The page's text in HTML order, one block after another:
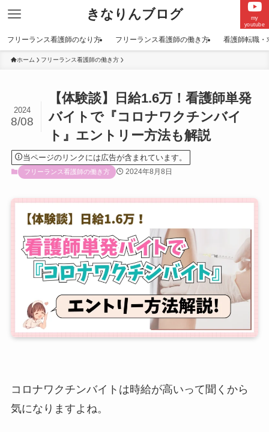
きなりんブログ my
youtube
フリーランス看護師のなり方 フリーランス看護師の働き方 看護師転職・
ホーム フリーランス看護師の働き方
【体験談】日給1.6万！看護師単発
バイトで『コロナワクチンバイ
ト』エントリー方法も解説
2024
8/08
当ページのリンクには広告が含まれています。
フリーランス看護師の働き方 2024年8月8日
コロナワクチンバイトは時給が高いって聞くから
気になりますよね。